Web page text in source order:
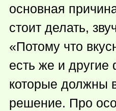
основная
стоит делать,
«Потому что
есть же и другие
которые должны
решение. Про